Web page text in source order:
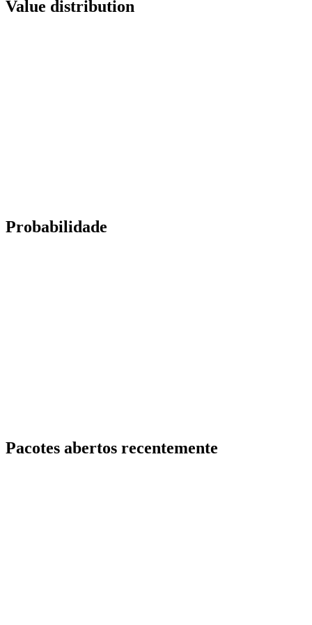
Value distribution
Probabilidade
Pacotes abertos recentemente